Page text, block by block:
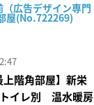
広告デザイン専門
屋(No.722269)
上階角部屋】新栄
イレ別 温水暖房